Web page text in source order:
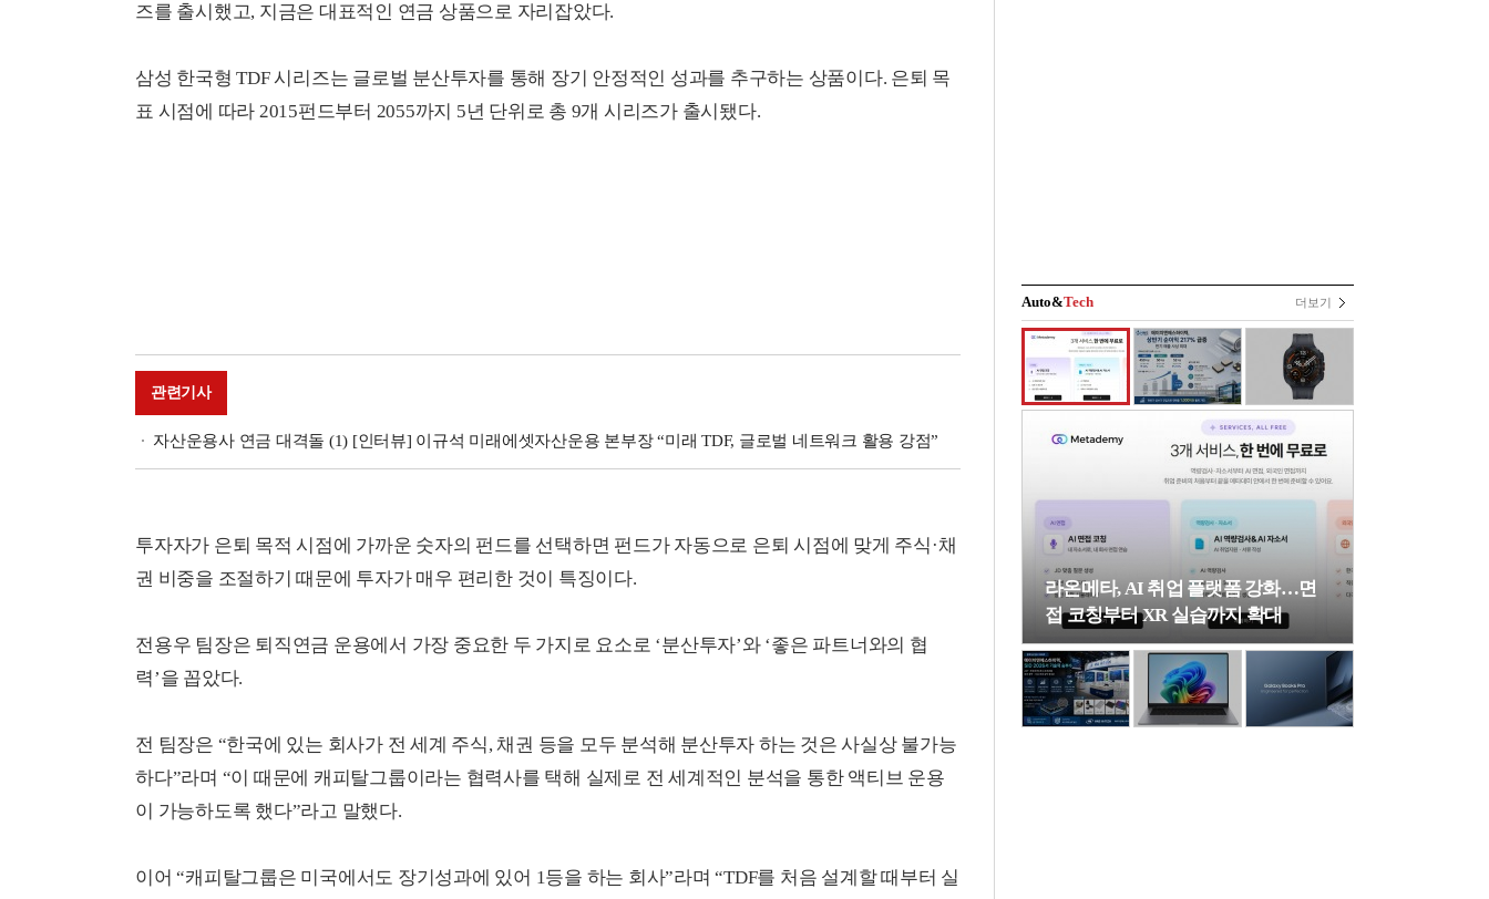
즈를 출시했고, 지금은 대표적인 연금 상품으로 자리잡았다.
삼성 한국형 TDF 시리즈는 글로벌 분산투자를 통해 장기 안정적인 성과를 추구하는 상품이다. 은퇴 목
표 시점에 따라 2015펀드부터 2055까지 5년 단위로 총 9개 시리즈가 출시됐다.
관련기사
자산운용사 연금 대격돌 (1) [인터뷰] 이규석 미래에셋자산운용 본부장 “미래 TDF, 글로벌 네트워크 활용 강점”
투자자가 은퇴 목적 시점에 가까운 숫자의 펀드를 선택하면 펀드가 자동으로 은퇴 시점에 맞게 주식·채
권 비중을 조절하기 때문에 투자가 매우 편리한 것이 특징이다.
전용우 팀장은 퇴직연금 운용에서 가장 중요한 두 가지로 요소로 ‘분산투자’와 ‘좋은 파트너와의 협
력’을 꼽았다.
전 팀장은 “한국에 있는 회사가 전 세계 주식, 채권 등을 모두 분석해 분산투자 하는 것은 사실상 불가능
하다”라며 “이 때문에 캐피탈그룹이라는 협력사를 택해 실제로 전 세계적인 분석을 통한 액티브 운용
이 가능하도록 했다”라고 말했다.
이어 “캐피탈그룹은 미국에서도 장기성과에 있어 1등을 하는 회사”라며 “TDF를 처음 설계할 때부터 실
Auto&Tech 더보기
라온메타, AI 취업 플랫폼 강화…면
접 코칭부터 XR 실습까지 확대